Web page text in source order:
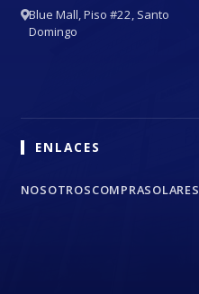
Blue Mall, Piso #22, Santo
Domingo
ENLACES
NOSOTROSCOMPRASOLARES